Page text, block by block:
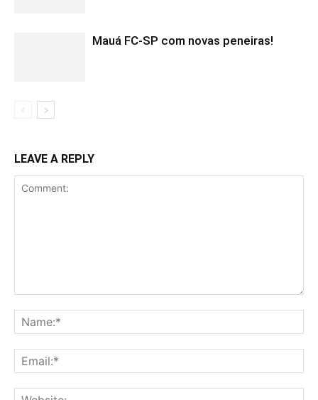
Mauá FC-SP com novas peneiras!
LEAVE A REPLY